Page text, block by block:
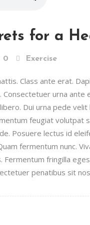
for a
0 Exercise
Class ante erat.
urna
Dui urna pede
feugiat volutpat
Posuere lectus id
fermentum nunc.
Fermentum fringilla
penatibus sit